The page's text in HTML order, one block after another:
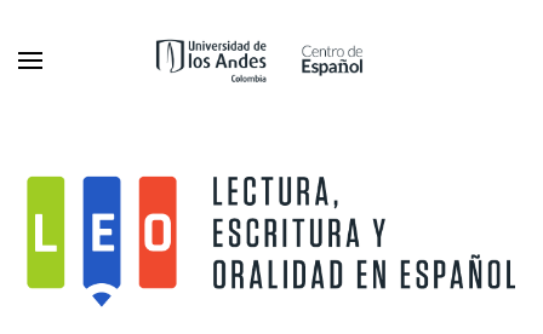
Ir al contenido principal